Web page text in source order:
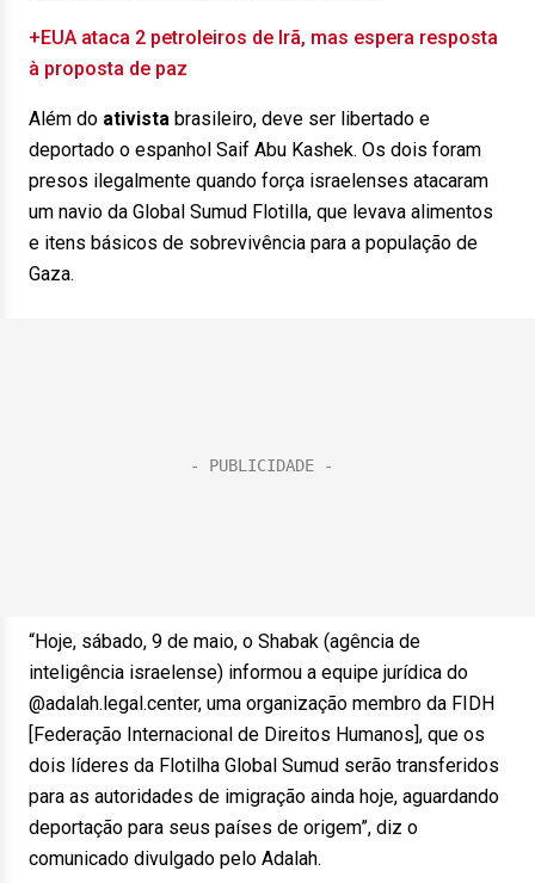
+EUA ataca 2 petroleiros de Irã, mas espera resposta
à proposta de paz
Além do ativista brasileiro, deve ser libertado e
deportado o espanhol Saif Abu Kashek. Os dois foram
presos ilegalmente quando força israelenses atacaram
um navio da Global Sumud Flotilla, que levava alimentos
e itens básicos de sobrevivência para a população de
Gaza.
“Hoje, sábado, 9 de maio, o Shabak (agência de
inteligência israelense) informou a equipe jurídica do
@adalah.legal.center, uma organização membro da FIDH
[Federação Internacional de Direitos Humanos], que os
dois líderes da Flotilha Global Sumud serão transferidos
para as autoridades de imigração ainda hoje, aguardando
deportação para seus países de origem”, diz o
comunicado divulgado pelo Adalah.